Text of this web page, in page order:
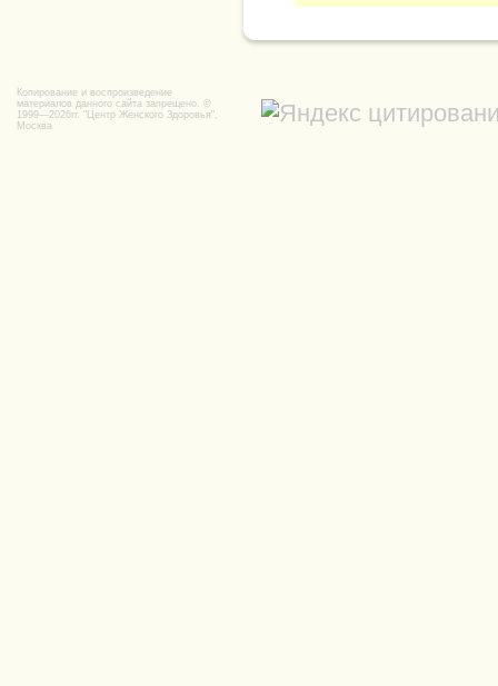
Копирование и воспроизведение
материалов данного сайта запрещено. ©
1999—2026гг. "Центр Женского Здоровья",
Москва